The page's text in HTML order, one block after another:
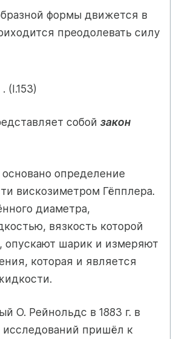
формы движется в
преодолевать силу
. (I.153)
собой закон
определение
вискозиметром Гёпплера.
диаметра,
вязкость которой
опускают шарик и измеряют
которая и является
О. Рейнольдс в 1883 г. в
исследований пришёл к